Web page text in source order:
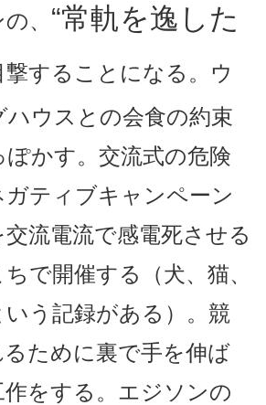
、 “常軌を逸した
することになる。ウ
ハウスとの会食の約束
かす。交流式の危険
ティブキャンペーン
流電流で感電死させる
で開催する（犬、猫、
う記録がある）。競
ために裏で手を伸ば
作をする。エジソンの